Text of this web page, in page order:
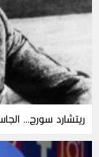
ريتشارد سورج…